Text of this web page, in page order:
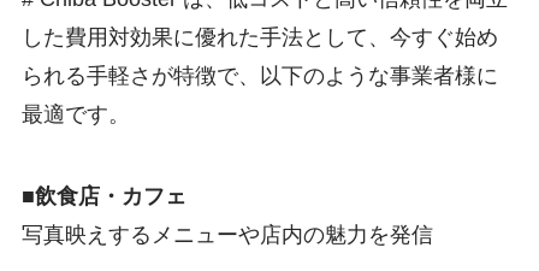
した費用対効果に優れた手法として、今すぐ始め
られる手軽さが特徴で、以下のような事業者様に
最適です。
■飲食店・カフェ
写真映えするメニューや店内の魅力を発信